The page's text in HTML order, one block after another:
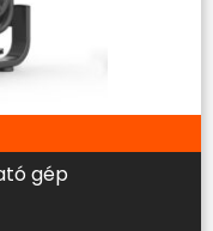
gép